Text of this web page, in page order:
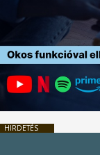
HIRDETÉS